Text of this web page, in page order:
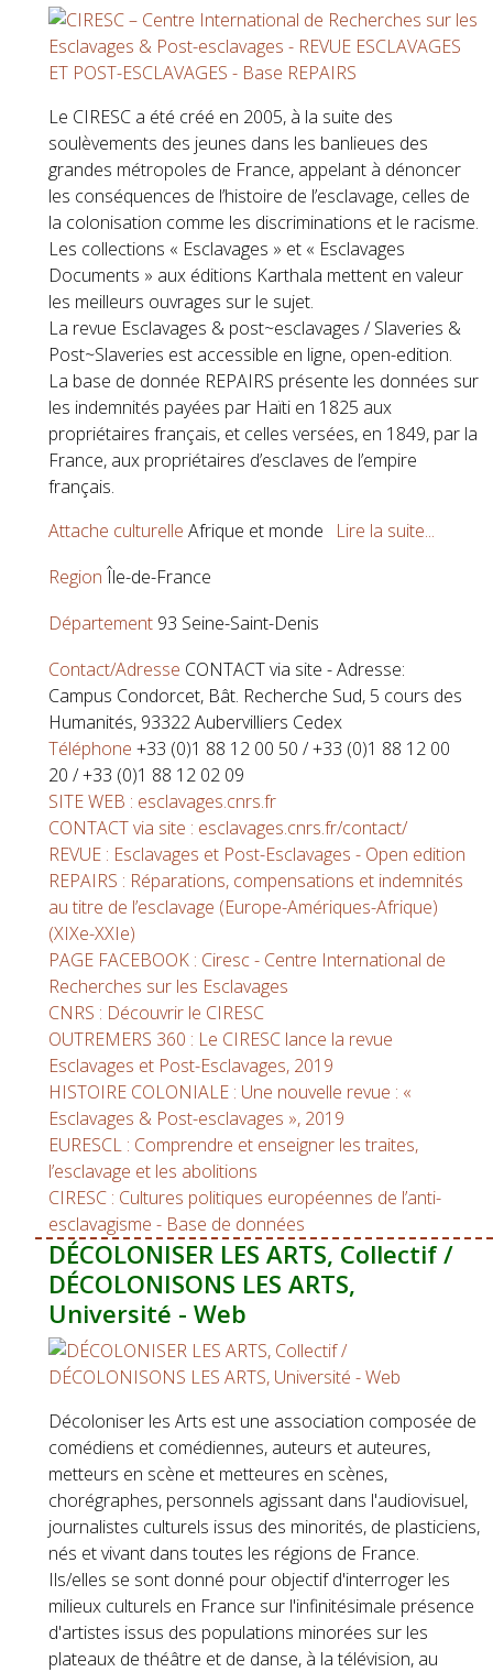
Le CIRESC a été créé en 2005, à la suite des
soulèvements des jeunes dans les banlieues des
grandes métropoles de France, appelant à dénoncer
les conséquences de l’histoire de l’esclavage, celles de
la colonisation comme les discriminations et le racisme.
Les collections « Esclavages » et « Esclavages
Documents » aux éditions Karthala mettent en valeur
les meilleurs ouvrages sur le sujet.
La revue Esclavages & post~esclavages / Slaveries &
Post~Slaveries est accessible en ligne, open-edition.
La base de donnée REPAIRS présente les données sur
les indemnités payées par Haïti en 1825 aux
propriétaires français, et celles versées, en 1849, par la
France, aux propriétaires d’esclaves de l’empire
français.
Attache culturelle Afrique et monde
Region Île-de-France
Département 93 Seine-Saint-Denis
Contact/Adresse CONTACT via site - Adresse:
Campus Condorcet, Bât. Recherche Sud, 5 cours des
Humanités, 93322 Aubervilliers Cedex
Téléphone +33 (0)1 88 12 00 50 / +33 (0)1 88 12 00
20 / +33 (0)1 88 12 02 09
SITE WEB : esclavages.cnrs.fr
CONTACT via site : esclavages.cnrs.fr/contact/
REVUE : Esclavages et Post-Esclavages - Open edition
REPAIRS : Réparations, compensations et indemnités
au titre de l’esclavage (Europe-Amériques-Afrique)
(XIXe-XXIe)
PAGE FACEBOOK : Ciresc - Centre International de
Recherches sur les Esclavages
CNRS : Découvrir le CIRESC
OUTREMERS 360 : Le CIRESC lance la revue
Esclavages et Post-Esclavages, 2019
HISTOIRE COLONIALE : Une nouvelle revue : «
Esclavages & Post-esclavages », 2019
EURESCL : Comprendre et enseigner les traites,
l’esclavage et les abolitions
CIRESC : Cultures politiques européennes de l’anti-
esclavagisme - Base de données
Lire la suite...
DÉCOLONISER LES ARTS, Collectif /
DÉCOLONISONS LES ARTS,
Université - Web
Décoloniser les Arts est une association composée de
comédiens et comédiennes, auteurs et auteures,
metteurs en scène et metteures en scènes,
chorégraphes, personnels agissant dans l'audiovisuel,
journalistes culturels issus des minorités, de plasticiens,
nés et vivant dans toutes les régions de France.
Ils/elles se sont donné pour objectif d'interroger les
milieux culturels en France sur l'infinitésimale présence
d'artistes issus des populations minorées sur les
plateaux de théâtre et de danse, à la télévision, au